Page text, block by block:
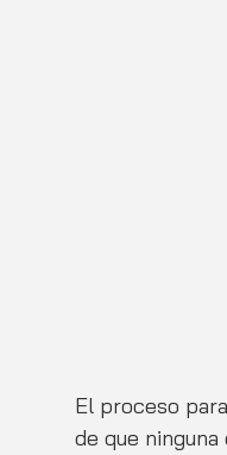
El proceso
de que